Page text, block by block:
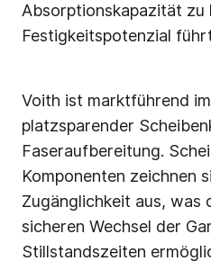
Absorptionskapazität zu
Festigkeitspotenzial
Voith ist marktführend
platzsparender
Faseraufbereitung.
Komponenten zeichnen
Zugänglichkeit aus, was
sicheren Wechsel der
Stillstandszeiten